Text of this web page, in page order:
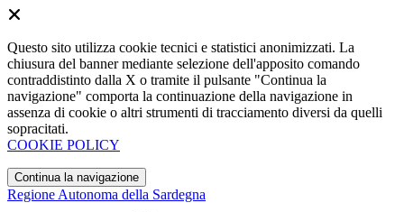
Questo sito utilizza cookie tecnici e statistici anonimizzati. La
chiusura del banner mediante selezione dell'apposito comando
contraddistinto dalla X o tramite il pulsante "Continua la
navigazione" comporta la continuazione della navigazione in
assenza di cookie o altri strumenti di tracciamento diversi da quelli
sopracitati.
COOKIE POLICY
Continua la navigazione
Regione Autonoma della Sardegna